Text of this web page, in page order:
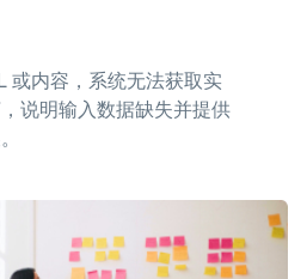
或内容，系统无法获取实
说明输入数据缺失并提供